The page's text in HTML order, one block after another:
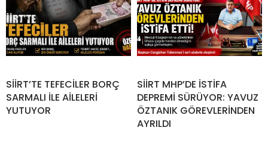
SİİRT’TE TEFECİLER BORÇ
SARMALI İLE AİLELERİ
YUTUYOR
SİİRT MHP’DE İSTİFA
DEPREMİ SÜRÜYOR: YAVUZ
ÖZTANIK GÖREVLERİNDEN
AYRILDI